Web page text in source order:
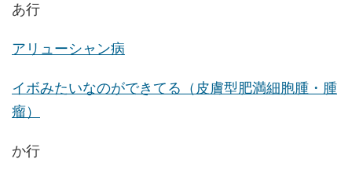
あ行
アリューシャン病
イボみたいなのができてる（皮膚型肥満細胞腫・腫
瘤）
か行